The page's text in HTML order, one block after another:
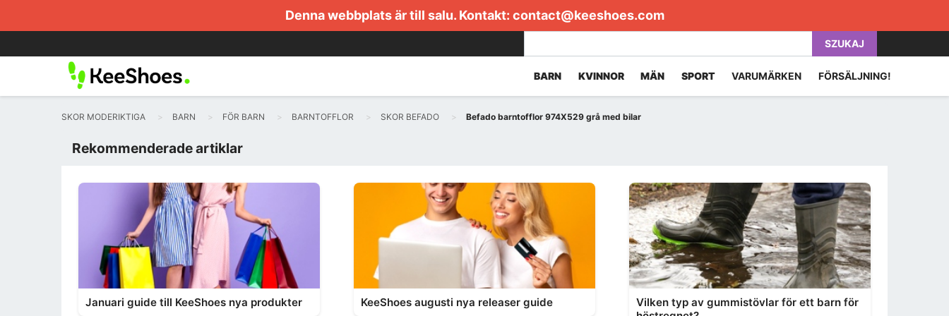
Denna webbplats är till salu. Kontakt: contact@keeshoes.com
SZUKAJ
BARN KVINNOR MÄN SPORT VARUMÄRKEN FÖRSÄLJNING!
SKOR MODERIKTIGA BARN FÖR BARN BARNTOFFLOR SKOR BEFADO Befado barntofflor 974X529 grå med bilar
Rekommenderade artiklar
Januari guide till KeeShoes nya produkter KeeShoes augusti nya releaser guide
Vilken typ av gummistövlar för ett barn för